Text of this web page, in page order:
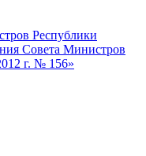
Республики
Совета Министров
г. № 156»